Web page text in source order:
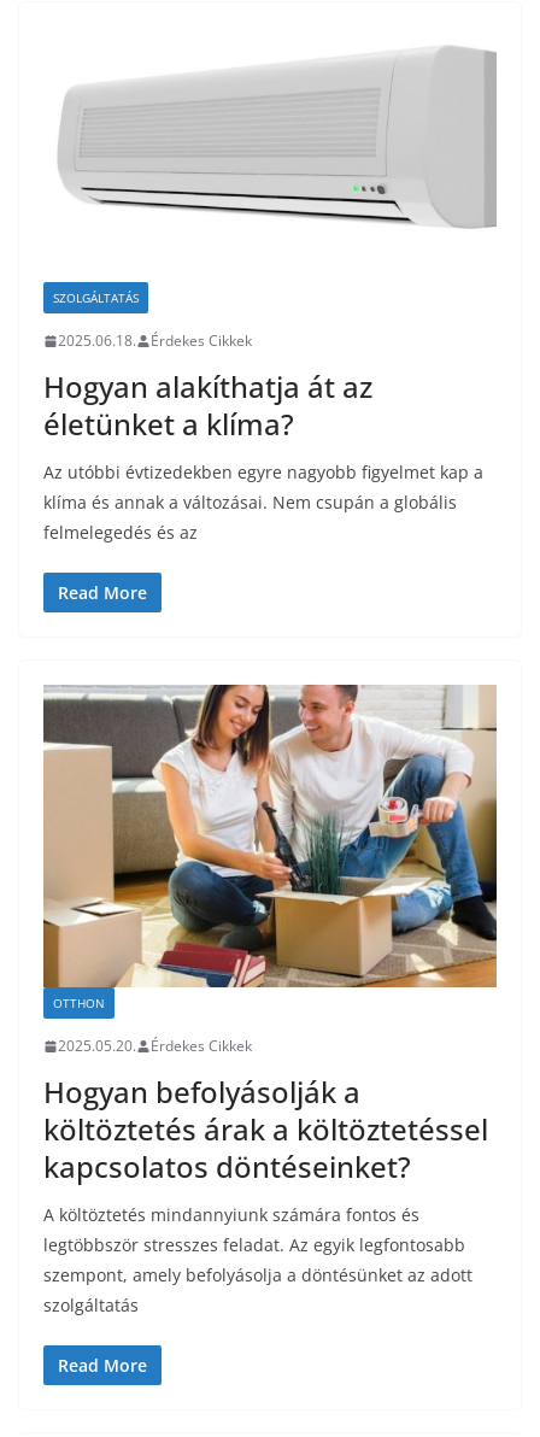
SZOLGÁLTATÁS
2025.06.18. Érdekes Cikkek
Hogyan alakíthatja át az
életünket a klíma?
Az utóbbi évtizedekben egyre nagyobb figyelmet kap a
klíma és annak a változásai. Nem csupán a globális
felmelegedés és az
Read More
OTTHON
2025.05.20. Érdekes Cikkek
Hogyan befolyásolják a
költöztetés árak a költöztetéssel
kapcsolatos döntéseinket?
A költöztetés mindannyiunk számára fontos és
legtöbbször stresszes feladat. Az egyik legfontosabb
szempont, amely befolyásolja a döntésünket az adott
szolgáltatás
Read More